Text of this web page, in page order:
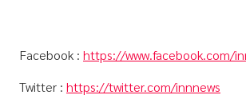
Facebook : https://www.facebook.com/
Twitter : https://twitter.com/innnews